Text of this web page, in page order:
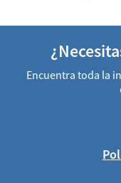
Encuentra toda la